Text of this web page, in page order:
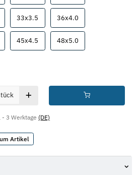
33x3.5 33x3.536x4.036x4.0
45x4.5 45x4.548x5.048x5.0
- 3 Werktage (DE)
Artikel